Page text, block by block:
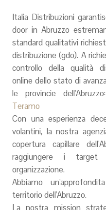
Italia Distribuzioni
door in Abruzzo
standard qualitativi
distribuzione (gdo). A
controllo della qualità
online dello stato di
le provincie
Teramo
Con una esperienza
volantini, la nostra
copertura capillare
raggiungere i
organizzazione.
Abbiamo
territorio dell'Abruzzo.
La nostra mission